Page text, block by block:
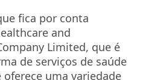
fica por conta
and
Limited, que é
de serviços de saúde
oferece uma variedade